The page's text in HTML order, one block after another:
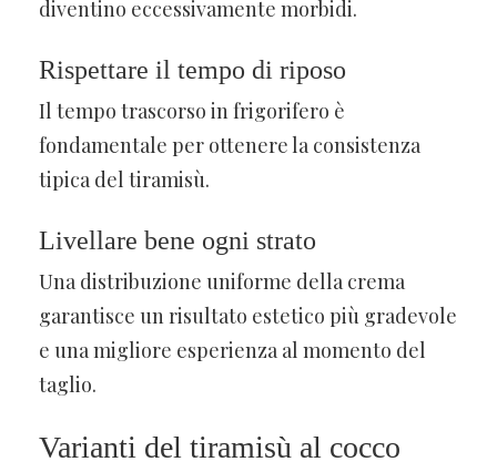
diventino eccessivamente morbidi.
Rispettare il tempo di riposo
Il tempo trascorso in frigorifero è
fondamentale per ottenere la consistenza
tipica del tiramisù.
Livellare bene ogni strato
Una distribuzione uniforme della crema
garantisce un risultato estetico più gradevole
e una migliore esperienza al momento del
taglio.
Varianti del tiramisù al cocco